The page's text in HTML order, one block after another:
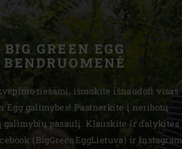
BIG GREEN EGG
BENDRUOMENĖ
nešami, išmokite išnaudoti visas
Egg galimybes! Pasinerkite į neribotų
pasaulį. Klauskite ir dalykitės
(BigGreenEggLietuva) ir Instagram